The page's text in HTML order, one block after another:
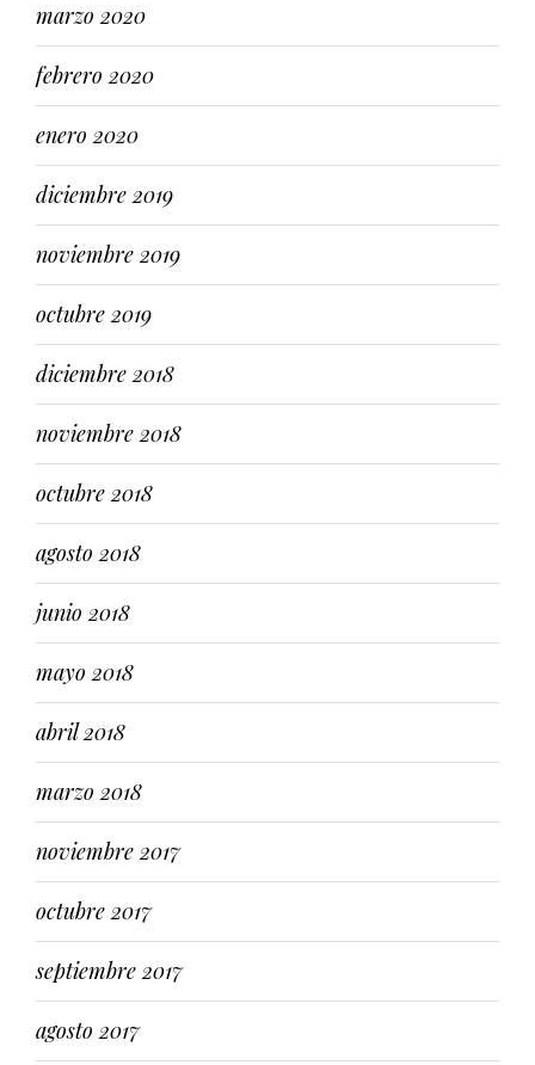
marzo 2020
febrero 2020
enero 2020
diciembre 2019
noviembre 2019
octubre 2019
diciembre 2018
noviembre 2018
octubre 2018
agosto 2018
junio 2018
mayo 2018
abril 2018
marzo 2018
noviembre 2017
octubre 2017
septiembre 2017
agosto 2017